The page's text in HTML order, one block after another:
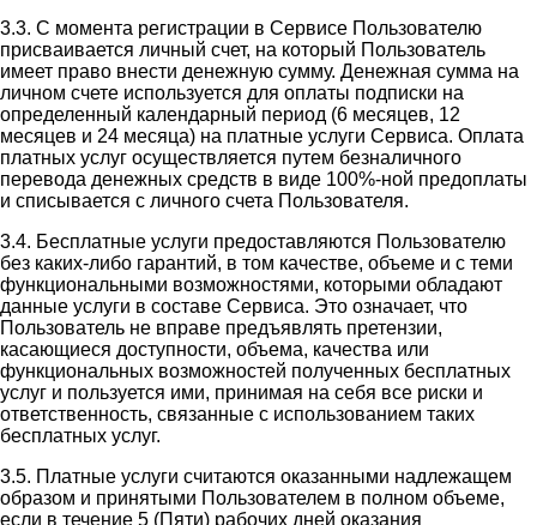
3.3. С момента регистрации в Сервисе Пользователю
присваивается личный счет, на который Пользователь
имеет право внести денежную сумму. Денежная сумма на
личном счете используется для оплаты подписки на
определенный календарный период (6 месяцев, 12
месяцев и 24 месяца) на платные услуги Сервиса. Оплата
платных услуг осуществляется путем безналичного
перевода денежных средств в виде 100%-ной предоплаты
и списывается с личного счета Пользователя.
3.4. Бесплатные услуги предоставляются Пользователю
без каких-либо гарантий, в том качестве, объеме и с теми
функциональными возможностями, которыми обладают
данные услуги в составе Сервиса. Это означает, что
Пользователь не вправе предъявлять претензии,
касающиеся доступности, объема, качества или
функциональных возможностей полученных бесплатных
услуг и пользуется ими, принимая на себя все риски и
ответственность, связанные с использованием таких
бесплатных услуг.
3.5. Платные услуги считаются оказанными надлежащем
образом и принятыми Пользователем в полном объеме,
если в течение 5 (Пяти) рабочих дней оказания